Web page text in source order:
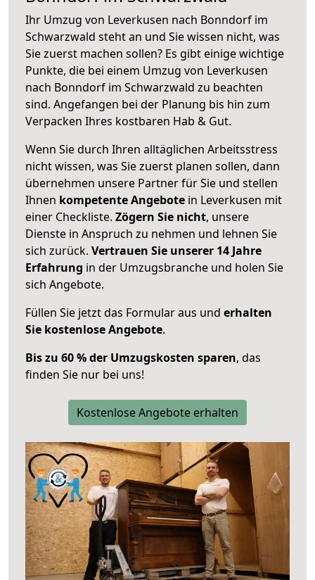
Ihr Umzug von Leverkusen nach Bonndorf im
Schwarzwald steht an und Sie wissen nicht, was
Sie zuerst machen sollen? Es gibt einige wichtige
Punkte, die bei einem Umzug von Leverkusen
nach Bonndorf im Schwarzwald zu beachten
sind. Angefangen bei der Planung bis hin zum
Verpacken Ihres kostbaren Hab & Gut.
Wenn Sie durch Ihren alltäglichen Arbeitsstress
nicht wissen, was Sie zuerst planen sollen, dann
übernehmen unsere Partner für Sie und stellen
Ihnen kompetente Angebote in Leverkusen mit
einer Checkliste. Zögern Sie nicht, unsere
Dienste in Anspruch zu nehmen und lehnen Sie
sich zurück. Vertrauen Sie unserer 14 Jahre
Erfahrung in der Umzugsbranche und holen Sie
sich Angebote.
Füllen Sie jetzt das Formular aus und erhalten
Sie kostenlose Angebote.
Bis zu 60 % der Umzugskosten sparen, das
finden Sie nur bei uns!
Kostenlose Angebote erhalten